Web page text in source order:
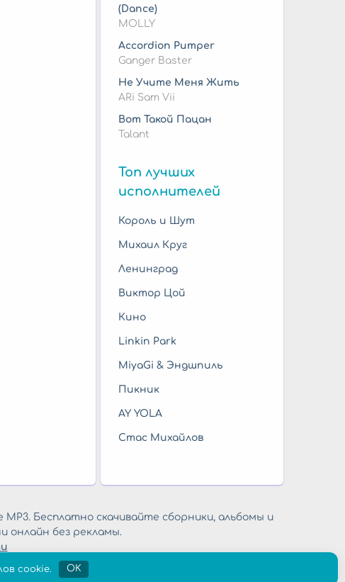
(Dance)
MOLLY
Accordion Pumper
Ganger Baster
Не Учите Меня Жить
ARi Sam Vii
Вот Такой Пацан
Talant
Топ лучших
исполнителей
Король и Шут
Михаил Круг
Ленинград
Виктор Цой
Кино
Linkin Park
MiyaGi & Эндшпиль
Пикник
AY YOLA
Стас Михайлов
Бесплатно скачивайте сборники, альбомы и
онлайн без рекламы.
cookie. OK